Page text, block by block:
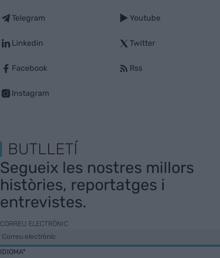
Telegram
Linkedin
Facebook
Instagram
Youtube
Twitter
Rss
BUTLLETÍ
Segueix les nostres millors
històries, reportatges i
entrevistes.
CORREU ELECTRÒNIC
IDIOMA*